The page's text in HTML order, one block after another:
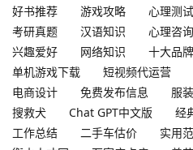
好书推荐
游戏攻略 心理测试
考研真题
汉语知识 心理咨询
兴趣爱好
网络知识 十大品
单机游戏下载
短视频代运营
电商设计
免费发布信息 服
搜救犬
Chat GPT中文版 经
工作总结
二手车估价 实用